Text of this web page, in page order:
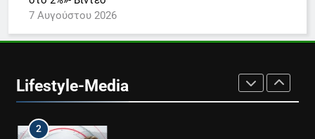
7 Αυγούστου 2026
Lifestyle-Media
1
LIFESTYLE-MEDIA
2